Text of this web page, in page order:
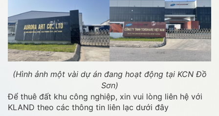
(Hình ảnh một vài dự án đang hoạt động tại KCN Đồ
Sơn)
Để thuê đất khu công nghiệp, xin vui lòng liên hệ với
KLAND theo các thông tin liên lạc dưới đây